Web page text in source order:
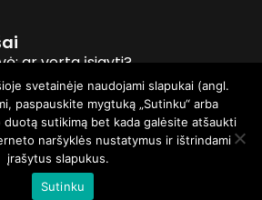
ar verta įsigyti?
dantų balinimas lazeriu?
gauti krovinius?
kuriant elektroninį verslą?
Visos teisės saugomos
svetainėje naudojami slapukai (angl.
paspauskite mygtuką „Sutinku“ arba
duotą sutikimą bet kada galėsite atšaukti
naršyklės nustatymus ir ištrindami
įrašytus slapukus.
Sutinku